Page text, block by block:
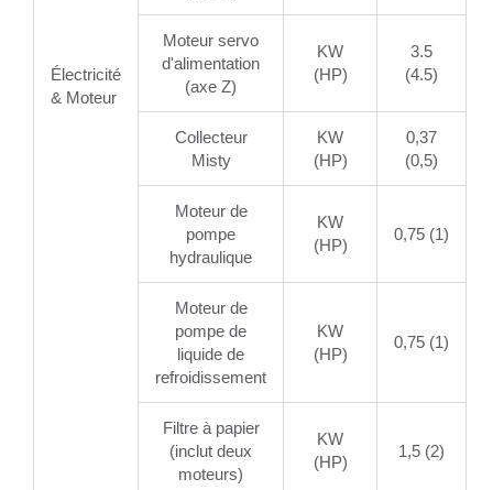
Électricité
& Moteur
Moteur servo
d'alimentation
(axe Z)
KW
(HP)
3.5
(4.5)
Collecteur
Misty
KW
(HP)
0,37
(0,5)
Moteur de
pompe
hydraulique
KW
(HP)
0,75 (1)
Moteur de
pompe de
liquide de
refroidissement
KW
(HP)
0,75 (1)
Filtre à papier
(inclut deux
moteurs)
KW
(HP)
1,5 (2)